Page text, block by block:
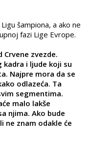
šampiona, a ako ne
fazi Lige Evrope.
zvezde.
kadra i ljude koji su
Najpre mora da se
odlazeća. Ta
segmentima.
malo lakše
njima. Ako bude
ne znam odakle će